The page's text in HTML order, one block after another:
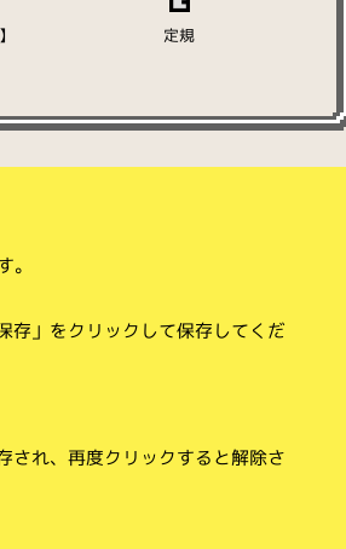
定規
存」をクリックして保存してくだ
され、再度クリックすると解除さ